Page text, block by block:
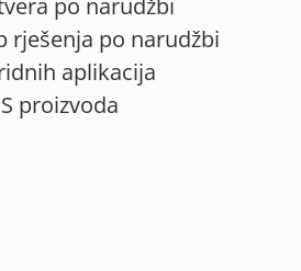
po narudžbi
rješenja po narudžbi
aplikacija
proizvoda